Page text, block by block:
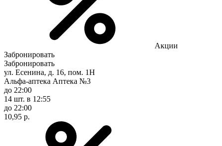
Акции
Забронировать
Забронировать
ул. Есенина, д. 16, пом. 1Н
Альфа-аптека Аптека №3
до 22:00
14 шт. в 12:55
до 22:00
10,95 р.